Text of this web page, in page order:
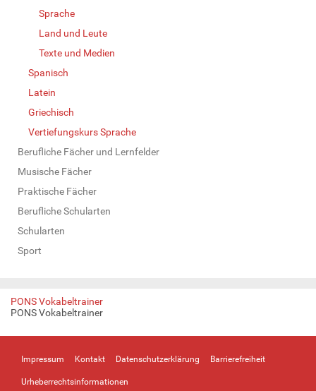
Sprache
Land und Leute
Texte und Medien
Spanisch
Latein
Griechisch
Vertiefungskurs Sprache
Berufliche Fächer und Lernfelder
Musische Fächer
Praktische Fächer
Berufliche Schularten
Schularten
Sport
PONS Vokabeltrainer
PONS Vokabeltrainer
Impressum Kontakt Datenschutzerklärung Barrierefreiheit
Urheberrechtsinformationen